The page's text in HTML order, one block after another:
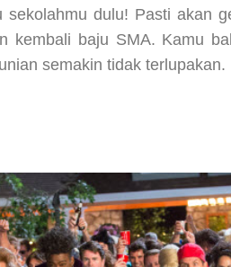
sekolahmu dulu! Pasti akan
kembali baju SMA. Kamu
semakin tidak terlupakan.